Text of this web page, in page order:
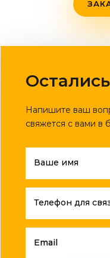
Напишите ваш
свяжется с вами
Ваше имя
Телефон для
Email